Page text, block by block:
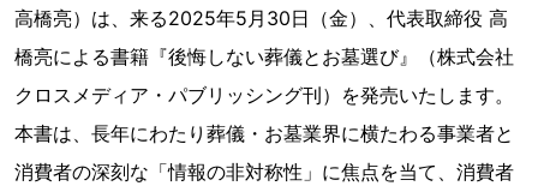
高橋亮）は、来る2025年5月30日（金）、代表取締役 高
橋亮による書籍『後悔しない葬儀とお墓選び』（株式会社
クロスメディア・パブリッシング刊）を発売いたします。
本書は、長年にわたり葬儀・お墓業界に横たわる事業者と
消費者の深刻な「情報の非対称性」に焦点を当て、消費者